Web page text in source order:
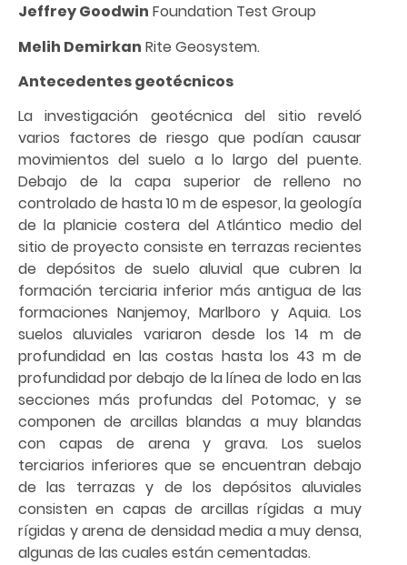
Jeffrey Goodwin Foundation Test Group
Melih Demirkan Rite Geosystem.
Antecedentes geotécnicos
La investigación geotécnica del sitio reveló
varios factores de riesgo que podían causar
movimientos del suelo a lo largo del puente.
Debajo de la capa superior de relleno no
controlado de hasta 10 m de espesor, la geología
de la planicie costera del Atlántico medio del
sitio de proyecto consiste en terrazas recientes
de depósitos de suelo aluvial que cubren la
formación terciaria inferior más antigua de las
formaciones Nanjemoy, Marlboro y Aquia. Los
suelos aluviales variaron desde los 14 m de
profundidad en las costas hasta los 43 m de
profundidad por debajo de la línea de lodo en las
secciones más profundas del Potomac, y se
componen de arcillas blandas a muy blandas
con capas de arena y grava. Los suelos
terciarios inferiores que se encuentran debajo
de las terrazas y de los depósitos aluviales
consisten en capas de arcillas rígidas a muy
rígidas y arena de densidad media a muy densa,
algunas de las cuales están cementadas.